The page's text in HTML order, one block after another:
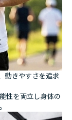
動きやすさを追求
性を両立し身体の